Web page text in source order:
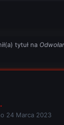
tytuł na
24 Marca 2023